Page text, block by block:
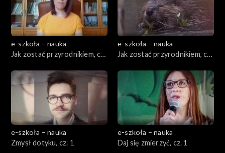
e-szkoła – nauka
Jak zostać przyrodnikiem, cz.
e-szkoła – nauka
Jak zostać przyrodnikiem, cz.
e-szkoła – nauka
Zmysł dotyku, cz. 1
e-szkoła – nauka
Daj się zmierzyć, cz. 1